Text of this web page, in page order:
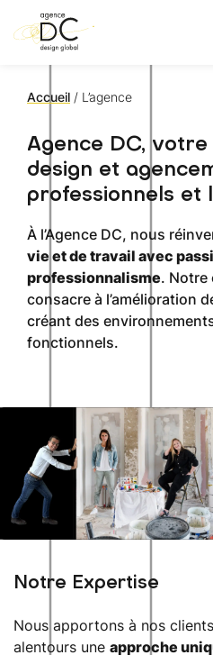
Accueil / L’agence
Agence DC,
design et
professionnels et
À l’Agence DC, nous
vie et de travail avec
professionnalisme. Notre
consacre à l’amélioration
créant des
fonctionnels.
Notre Expertise
Nous apportons à nos
alentours une approche